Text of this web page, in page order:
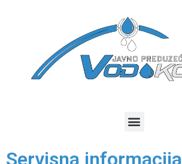
Servisna informacija